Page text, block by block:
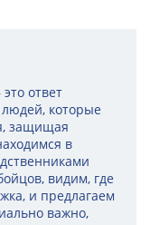
ответ
которые
защищая
в
видим, где
и предлагаем
важно,